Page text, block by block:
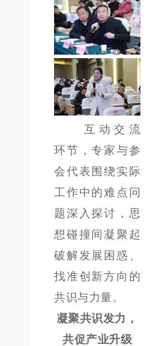
互动交流
环节，专家与参
会代表围绕实际
工作中的难点问
题深入探讨，思
想碰撞间凝聚起
破解发展困惑、
找准创新方向的
共识与力量。
凝聚共识发力，
共促产业升级